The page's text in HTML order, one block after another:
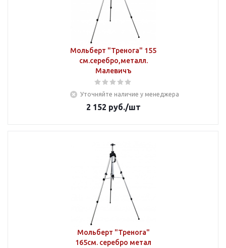
Мольберт "Тренога" 155
см.серебро,металл.
Малевичъ
Уточняйте наличие у менеджера
2 152 руб./шт
Мольберт "Тренога"
165см. серебро метал